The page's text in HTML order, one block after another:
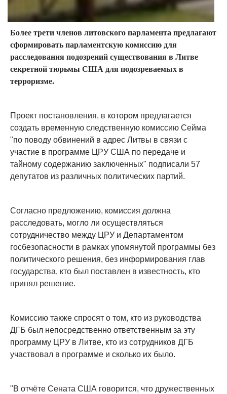
Более трети членов литовского парламента предлагают
сформировать парламентскую комиссию для
расследования подозрений существования в Литве
секретной тюрьмы США для подозреваемых в
терроризме.
Проект постановления, в котором предлагается
создать временную следственную комиссию Сейма
"по поводу обвинений в адрес Литвы в связи с
участие в программе ЦРУ США по передаче и
тайному содержанию заключенных" подписали 57
депутатов из различных политических партий.
Согласно предложению, комиссия должна
расследовать, могло ли осуществляться
сотрудничество между ЦРУ и Департаментом
госбезопасности в рамках упомянутой программы без
политического решения, без информирования глав
государства, кто был поставлен в известность, кто
принял решение.
Комиссию также спросят о том, кто из руководства
ДГБ был непосредственно ответственным за эту
программу ЦРУ в Литве, кто из сотрудников ДГБ
участвовал в программе и сколько их было.
"В отчёте Сената США говорится, что дружественных